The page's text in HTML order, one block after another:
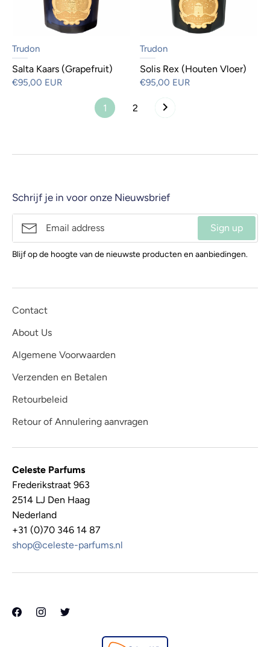
Trudon
Salta Kaars (Grapefruit)
€95,00 EUR
Trudon
Solis Rex (Houten Vloer)
€95,00 EUR
1 2
Schrijf je in voor onze Nieuwsbrief
Sign up
Blijf op de hoogte van de nieuwste producten en aanbiedingen.
Contact
About Us
Algemene Voorwaarden
Verzenden en Betalen
Retourbeleid
Retour of Annulering aanvragen
Celeste Parfums
Frederikstraat 963
2514 LJ Den Haag
Nederland
+31 (0)70 346 14 87
shop@celeste-parfums.nl